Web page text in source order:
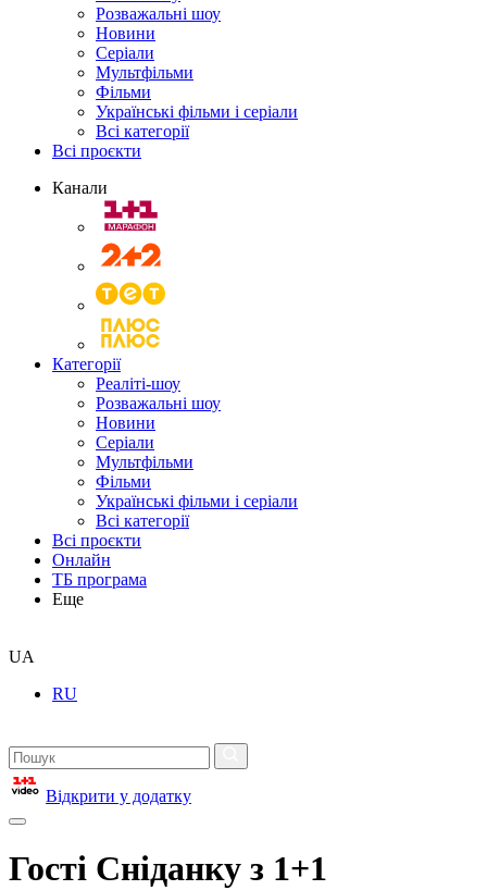
Розважальні шоу
Новини
Серіали
Мультфільми
Фільми
Українські фільми і серіали
Всі категорії
Всі проєкти
Канали
Категорії
Реаліті-шоу
Розважальні шоу
Новини
Серіали
Мультфільми
Фільми
Українські фільми і серіали
Всі категорії
Всі проєкти
Онлайн
ТБ програма
Еще
UA
RU
Відкрити у додатку
Гості Сніданку з 1+1